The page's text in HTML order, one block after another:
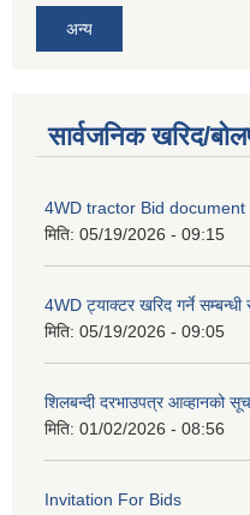
अन्य
सार्वजनिक खरिद/
4WD tractor Bid
मिति: 05/19/2026 - 09:15
4WD ट्याक्टर खरिद गर्ने सम्बन्धी
मिति: 05/19/2026 - 09:05
शिलबन्दी दरभाउपत्र आव्हानको
मिति: 01/02/2026 - 08:56
Invitation For Bids